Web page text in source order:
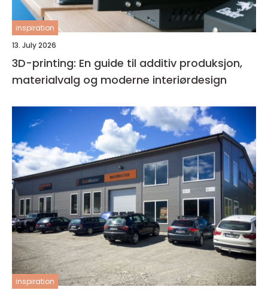
inspiration
13. July 2026
3D-printing: En guide til additiv produksjon,
materialvalg og moderne interiørdesign
inspiration